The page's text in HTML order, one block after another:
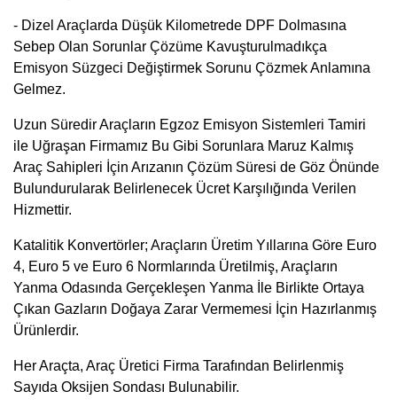
- Dizel Araçlarda Düşük Kilometrede DPF Dolmasına
Sebep Olan Sorunlar Çözüme Kavuşturulmadıkça
Emisyon Süzgeci Değiştirmek Sorunu Çözmek Anlamına
Gelmez.
Uzun Süredir Araçların Egzoz Emisyon Sistemleri Tamiri
ile Uğraşan Firmamız Bu Gibi Sorunlara Maruz Kalmış
Araç Sahipleri İçin Arızanın Çözüm Süresi de Göz Önünde
Bulundurularak Belirlenecek Ücret Karşılığında Verilen
Hizmettir.
Katalitik Konvertörler; Araçların Üretim Yıllarına Göre Euro
4, Euro 5 ve Euro 6 Normlarında Üretilmiş, Araçların
Yanma Odasında Gerçekleşen Yanma İle Birlikte Ortaya
Çıkan Gazların Doğaya Zarar Vermemesi İçin Hazırlanmış
Ürünlerdir.
Her Araçta, Araç Üretici Firma Tarafından Belirlenmiş
Sayıda Oksijen Sondası Bulunabilir.